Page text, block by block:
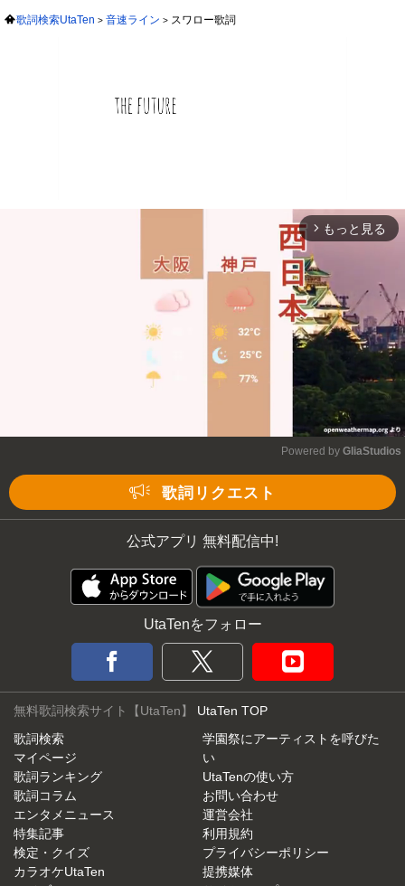
歌詞検索UtaTen 音速ライン スワロー歌詞
arrow_forward_ios もっと見る
Powered by GliaStudios
歌詞リクエスト
公式アプリ 無料配信中!
UtaTenをフォロー
無料歌詞検索サイト【UtaTen】 UtaTen TOP
歌詞検索
マイページ
歌詞ランキング
歌詞コラム
エンタメニュース
特集記事
検定・クイズ
カラオケUtaTen
学園祭にアーティストを呼びた
い
UtaTenの使い方
お問い合わせ
運営会社
利用規約
プライバシーポリシー
提携媒体